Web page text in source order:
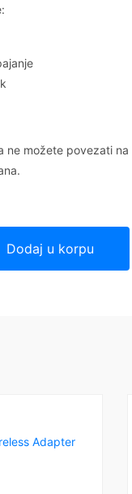
ne možete povezati
Dodaj u korpu